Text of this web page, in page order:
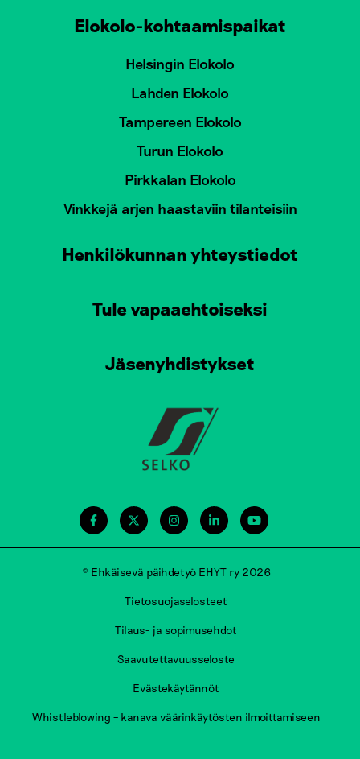
Elokolo-kohtaamispaikat
Helsingin Elokolo
Lahden Elokolo
Tampereen Elokolo
Turun Elokolo
Pirkkalan Elokolo
Vinkkejä arjen haastaviin tilanteisiin
Henkilökunnan yhteystiedot
Tule vapaaehtoiseksi
Jäsenyhdistykset
© Ehkäisevä päihdetyö EHYT ry 2026
Tietosuojaselosteet
Tilaus- ja sopimusehdot
Saavutettavuusseloste
Evästekäytännöt
Whistleblowing – kanava väärinkäytösten ilmoittamiseen